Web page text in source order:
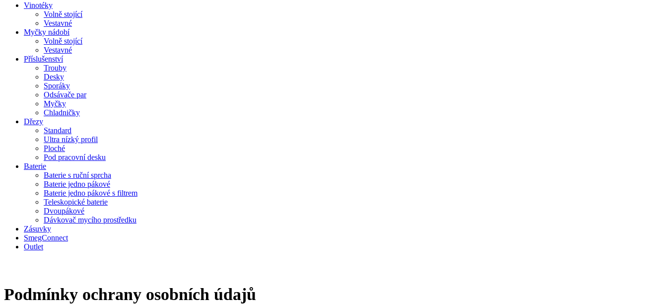
Vinotéky
Volně stojící
Vestavné
Myčky nádobí
Volně stojící
Vestavné
Příslušenství
Trouby
Desky
Sporáky
Odsávače par
Myčky
Chladničky
Dřezy
Standard
Ultra nízký profil
Ploché
Pod pracovní desku
Baterie
Baterie s ruční sprcha
Baterie jedno pákové
Baterie jedno pákové s filtrem
Teleskopické baterie
Dvoupákové
Dávkovač mycího prostředku
Zásuvky
SmegConnect
Outlet
Podmínky ochrany osobních údajů